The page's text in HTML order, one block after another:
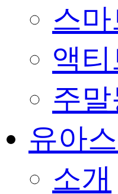
스
액
주
유아
소개